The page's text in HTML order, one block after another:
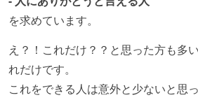
想定される複数環境での品質チ
アジャイル実践状況
1ヶ月以下の短い期間でのイテレ
を求めています。
え？！これだけ？？と思った方も多
れだけです。
これをできる人は意外と少ないと思っ